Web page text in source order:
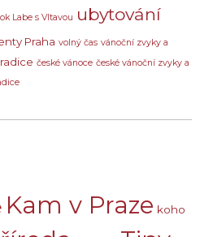
Labe s Vltavou ubytování
Praha volný čas vánoční zvyky a
české vánoce české vánoční zvyky a
Kam v Praze koho